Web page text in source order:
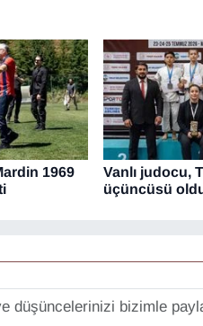
1969
Vanlı judocu,
üçüncüsü